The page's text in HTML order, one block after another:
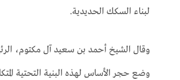
لبناء السكك الحديدية.
وقال الشيخ أحمد بن سعيد آل مكتوم،
وضع حجر الأساس لهذه البنية التحتية